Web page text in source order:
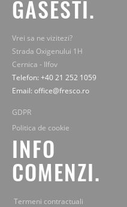
GASESTI.
Vrei sa ne vizitezi?
Strada Oxigenului 1H
Cernica - Ilfov
Telefon: +40 21 252 1059
Email: office@fresco.ro
GDPR
Politica de cookie
INFO
COMENZI.
Termeni contractuali